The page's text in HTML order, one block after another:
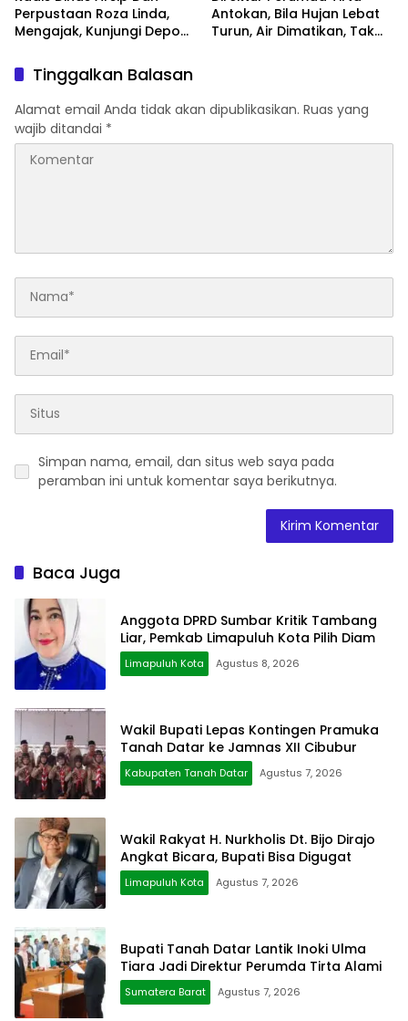
Perpustaan Roza Linda,
Mengajak, Kunjungi Depo
Antokan, Bila Hujan Lebat
Turun, Air Dimatikan, Tak
Tinggalkan Balasan
Alamat email Anda tidak akan dipublikasikan. Ruas yang
wajib ditandai *
Simpan nama, email, dan situs web saya pada
peramban ini untuk komentar saya berikutnya.
Baca Juga
Anggota DPRD Sumbar Kritik Tambang
Liar, Pemkab Limapuluh Kota Pilih Diam
Limapuluh Kota Agustus 8, 2026
Wakil Bupati Lepas Kontingen Pramuka
Tanah Datar ke Jamnas XII Cibubur
Kabupaten Tanah Datar Agustus 7, 2026
Wakil Rakyat H. Nurkholis Dt. Bijo Dirajo
Angkat Bicara, Bupati Bisa Digugat
Limapuluh Kota Agustus 7, 2026
Bupati Tanah Datar Lantik Inoki Ulma
Tiara Jadi Direktur Perumda Tirta Alami
Sumatera Barat Agustus 7, 2026